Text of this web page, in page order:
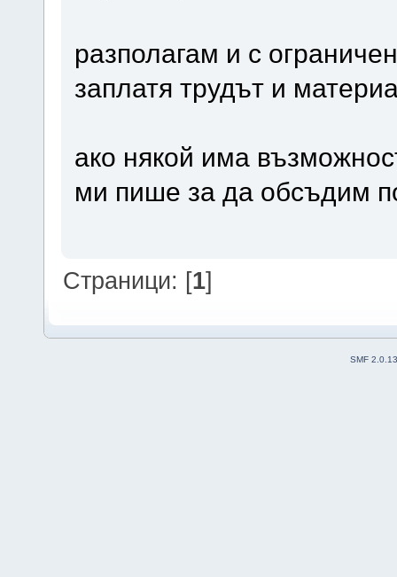
разполагам и с
заплатя трудът и
ако някой има
ми пише за да обсъдим
Страници: [1]
SMF 2.0.13